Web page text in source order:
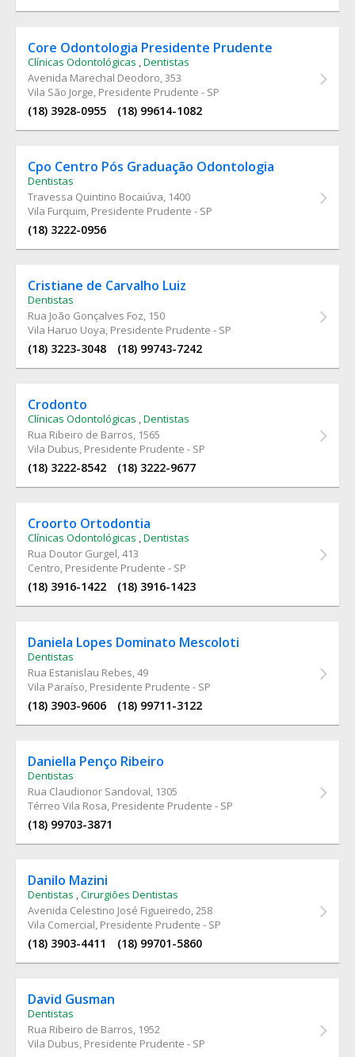
Core Odontologia Presidente Prudente
Clínicas Odontológicas ,Dentistas
Avenida Marechal Deodoro, 353
Vila São Jorge, Presidente Prudente - SP
(18) 3928-0955 (18) 99614-1082
Cpo Centro Pós Graduação Odontologia
Dentistas
Travessa Quintino Bocaiúva, 1400
Vila Furquim, Presidente Prudente - SP
(18) 3222-0956
Cristiane de Carvalho Luiz
Dentistas
Rua João Gonçalves Foz, 150
Vila Haruo Uoya, Presidente Prudente - SP
(18) 3223-3048 (18) 99743-7242
Crodonto
Clínicas Odontológicas ,Dentistas
Rua Ribeiro de Barros, 1565
Vila Dubus, Presidente Prudente - SP
(18) 3222-8542 (18) 3222-9677
Croorto Ortodontia
Clínicas Odontológicas ,Dentistas
Rua Doutor Gurgel, 413
Centro, Presidente Prudente - SP
(18) 3916-1422 (18) 3916-1423
Daniela Lopes Dominato Mescoloti
Dentistas
Rua Estanislau Rebes, 49
Vila Paraíso, Presidente Prudente - SP
(18) 3903-9606 (18) 99711-3122
Daniella Penço Ribeiro
Dentistas
Rua Claudionor Sandoval, 1305
Térreo Vila Rosa, Presidente Prudente - SP
(18) 99703-3871
Danilo Mazini
Dentistas ,Cirurgiões Dentistas
Avenida Celestino José Figueiredo, 258
Vila Comercial, Presidente Prudente - SP
(18) 3903-4411 (18) 99701-5860
David Gusman
Dentistas
Rua Ribeiro de Barros, 1952
Vila Dubus, Presidente Prudente - SP